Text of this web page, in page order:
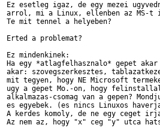
Ez esetleg igaz, de egy mezei
arrol, mi a Linux, ellenben az MS-t
Te mit tennel a helyeben?
Erted a problemat?
Ez mindenkinek:
Ha egy *atlagfelhasznalo* gepet
akar: szovegszerkesztes,
mit tegyen, hogy NE Microsoft
ugy a gepet Mo.-on, hogy
alkalmazas-csomag van a gepen?
es egyebek. (es nincs Linuxos
A kerdes komoly, de ne egy ceget
Az nem az, hogy "x" ceg "y" utca